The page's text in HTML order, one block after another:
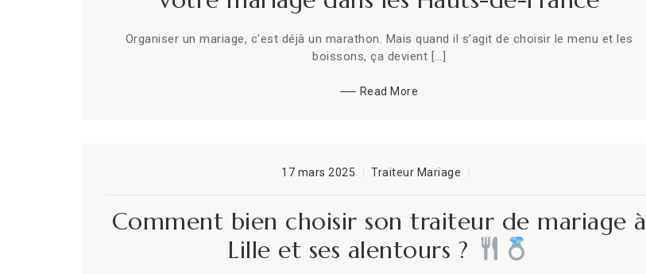
Organiser un mariage, c’est déjà un marathon. Mais quand il s’agit de choisir le menu et les
boissons, ça devient […]
Read More
17 mars 2025 Traiteur Mariage
Comment bien choisir son traiteur de mariage à
Lille et ses alentours ?